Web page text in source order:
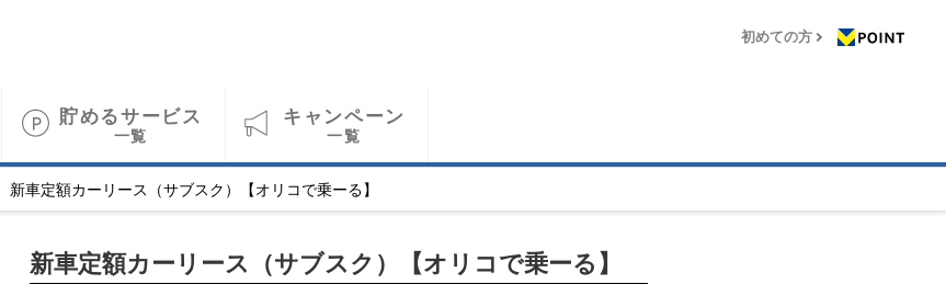
初めての方
貯めるサービス
一覧
キャンペーン
一覧
新車定額カーリース（サブスク）【オリコで乗ーる】
新車定額カーリース（サブスク）【オリコで乗ーる】